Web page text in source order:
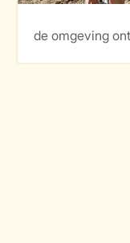
de omgeving